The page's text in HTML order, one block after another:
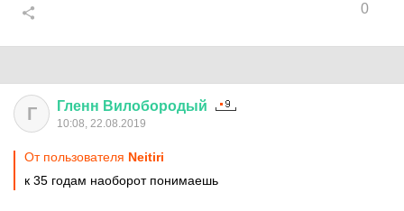
0
Г Гленн Вилобородый
10:08, 22.08.2019
От пользователя Neitiri
к 35 годам наоборот понимаешь